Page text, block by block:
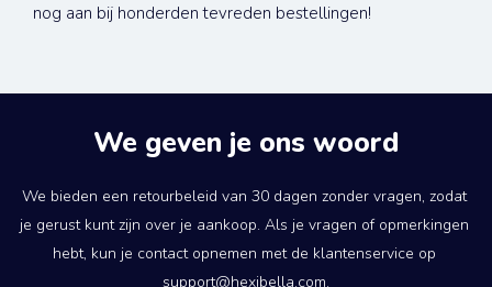
nog aan bij honderden tevreden bestellingen!
We geven je ons woord
We bieden een retourbeleid van 30 dagen zonder vragen, zodat
je gerust kunt zijn over je aankoop. Als je vragen of opmerkingen
hebt, kun je contact opnemen met de klantenservice op
support@hexibella.com.